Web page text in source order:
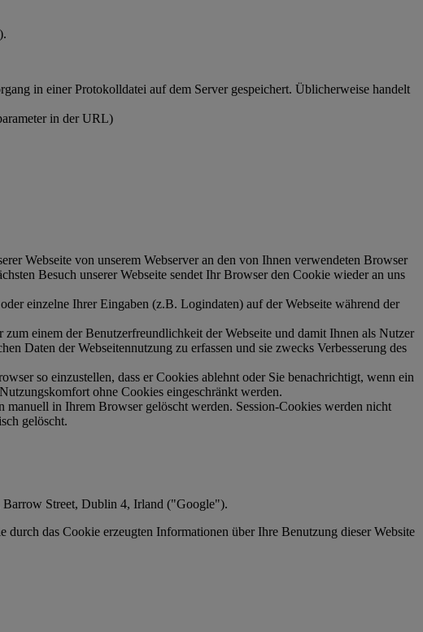
in einer Protokolldatei auf dem Server gespeichert. Üblicherweise handelt
in der URL)
Webseite von unserem Webserver an den von Ihnen verwendeten Browser
Besuch unserer Webseite sendet Ihr Browser den Cookie wieder an uns
einzelne Ihrer Eingaben (z.B. Logindaten) auf der Webseite während der
einem der Benutzerfreundlichkeit der Webseite und damit Ihnen als Nutzer
Daten der Webseitennutzung zu erfassen und sie zwecks Verbesserung des
so einzustellen, dass er Cookies ablehnt oder Sie benachrichtigt, wenn ein
ohne Cookies eingeschränkt werden.
manuell in Ihrem Browser gelöscht werden. Session-Cookies werden nicht
gelöscht.
Barrow Street, Dublin 4, Irland ("Google").
das Cookie erzeugten Informationen über Ihre Benutzung dieser Website